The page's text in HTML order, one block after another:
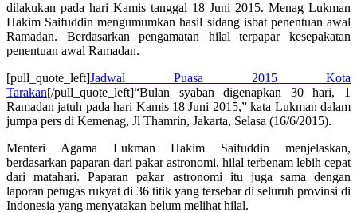
dilakukan pada hari Kamis tanggal 18 Juni 2015. Menag Lukman
Hakim Saifuddin mengumumkan hasil sidang isbat penentuan awal
Ramadan. Berdasarkan pengamatan hilal terpapar kesepakatan
penentuan awal Ramadan.
[pull_quote_left]Jadwal Puasa 2015 Kota
Tarakan[/pull_quote_left]“Bulan syaban digenapkan 30 hari, 1
Ramadan jatuh pada hari Kamis 18 Juni 2015,” kata Lukman dalam
jumpa pers di Kemenag, Jl Thamrin, Jakarta, Selasa (16/6/2015).
Menteri Agama Lukman Hakim Saifuddin menjelaskan,
berdasarkan paparan dari pakar astronomi, hilal terbenam lebih cepat
dari matahari. Paparan pakar astronomi itu juga sama dengan
laporan petugas rukyat di 36 titik yang tersebar di seluruh provinsi di
Indonesia yang menyatakan belum melihat hilal.